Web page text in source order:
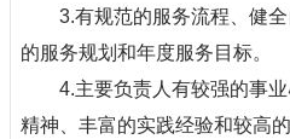
3.有规范的服务流程、健
的服务规划和年度服务目标。
4.主要负责人有较强的事
精神、丰富的实践经验和较高